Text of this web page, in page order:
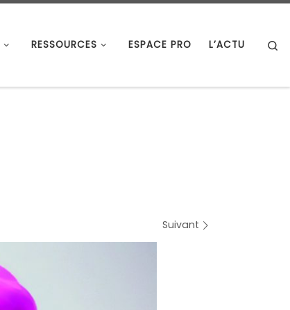
RESSOURCES ESPACE PRO L’ACTU
Suivant